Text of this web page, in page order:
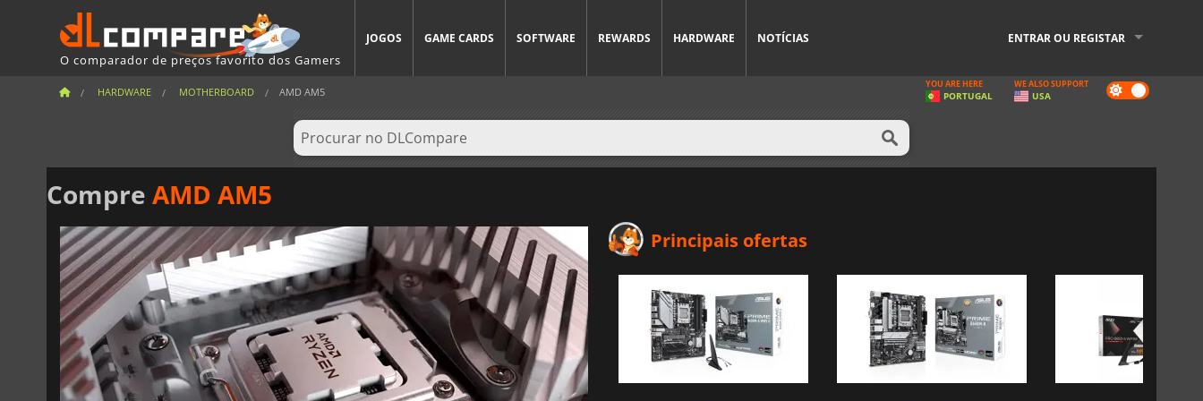
O comparador de preços favorito dos Gamers
JOGOS GAME CARDS SOFTWARE REWARDS HARDWARE NOTÍCIAS ENTRAR OU REGISTAR
HARDWARE MOTHERBOARD AMD AM5 Dark
mode
YOU ARE HERE
PORTUGAL
WE ALSO SUPPORT
USA
Compre AMD AM5
Principais ofertas